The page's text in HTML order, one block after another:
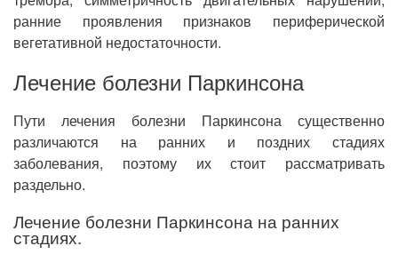
ранние проявления признаков периферической
вегетативной недостаточности.
Лечение болезни Паркинсона
Пути лечения болезни Паркинсона существенно
различаются на ранних и поздних стадиях
заболевания, поэтому их стоит рассматривать
раздельно.
Лечение болезни Паркинсона на ранних
стадиях.